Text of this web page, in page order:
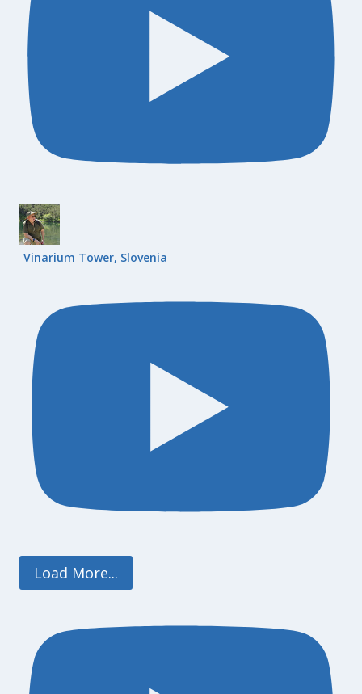
Vinarium Tower, Slovenia
Load More...